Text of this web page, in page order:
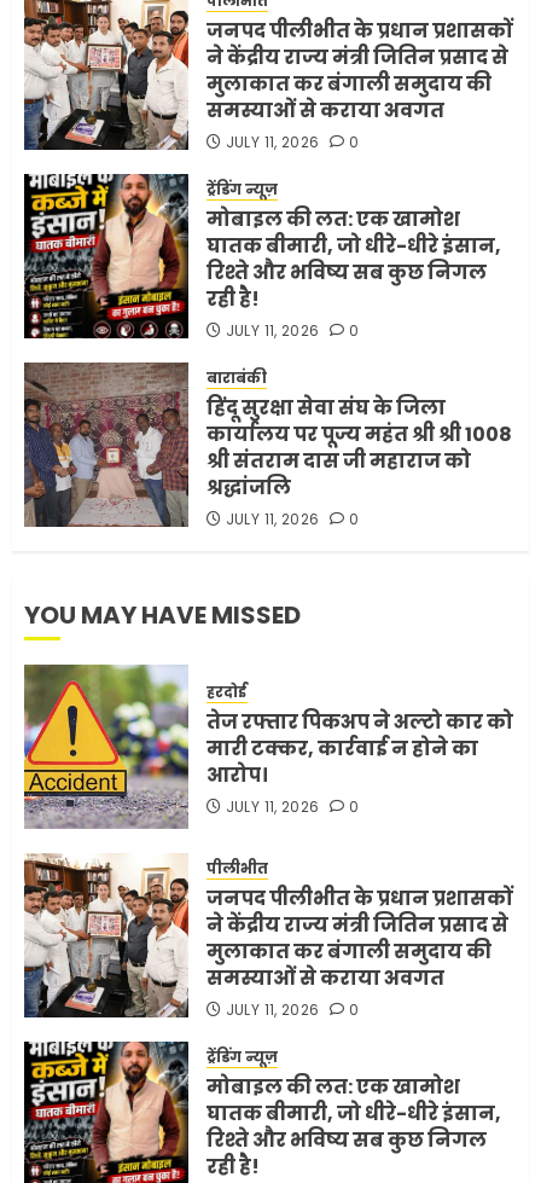
4
MAY 18, 2026
5
भारत-अमेरिका व्यापार समझौता
ट्रंप ने किया एलान
FEBRUARY 3, 2026
जनपद पीलीभीत के प्रधान प्रशासकों
ने केंद्रीय राज्य मंत्री जितिन प्रसाद से
मुलाकात कर बंगाली समुदाय की
समस्याओं से कराया अवगत
JULY 11, 2026 0
ट्रेंडिंग न्यूज़
मोबाइल की लत: एक खामोश
घातक बीमारी, जो धीरे-धीरे इंसान,
रिश्ते और भविष्य सब कुछ निगल
रही है!
JULY 11, 2026 0
बाराबंकी
हिंदू सुरक्षा सेवा संघ के जिला
कार्यालय पर पूज्य महंत श्री श्री 1008
श्री संतराम दास जी महाराज को
श्रद्धांजलि
JULY 11, 2026 0
YOU MAY HAVE MISSED
हरदोई
तेज रफ्तार पिकअप ने अल्टो कार को
मारी टक्कर, कार्रवाई न होने का
आरोप।
JULY 11, 2026 0
पीलीभीत
जनपद पीलीभीत के प्रधान प्रशासकों
ने केंद्रीय राज्य मंत्री जितिन प्रसाद से
मुलाकात कर बंगाली समुदाय की
समस्याओं से कराया अवगत
JULY 11, 2026 0
ट्रेंडिंग न्यूज़
मोबाइल की लत: एक खामोश
घातक बीमारी, जो धीरे-धीरे इंसान,
रिश्ते और भविष्य सब कुछ निगल
रही है!